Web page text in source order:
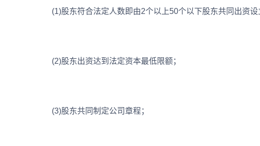
(1)股东符合法定人数即由2个以上50个以下股东共同出资设
(2)股东出资达到法定资本最低限额；
(3)股东共同制定公司章程；